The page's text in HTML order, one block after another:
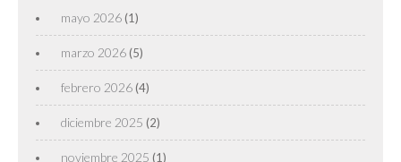
mayo 2026 (1)
marzo 2026 (5)
febrero 2026 (4)
diciembre 2025 (2)
noviembre 2025 (1)